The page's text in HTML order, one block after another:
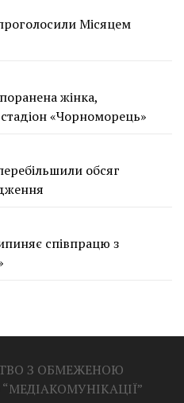
Місяцем
жінка,
«Чорноморець»
обсяг
співпрацю з
З ОБМЕЖЕНОЮ